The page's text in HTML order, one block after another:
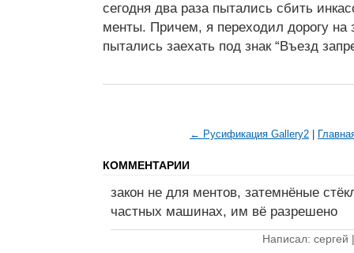
сегодня два раза пытались сбить
менты. Причем, я переходил дорогу на
пытались заехать под знак “Въезд
← Русификация Gallery2
КОММЕНТАРИИ
закон не для ментов, затемнёные
частных машинах, им вё разрешено
Написал: сергей